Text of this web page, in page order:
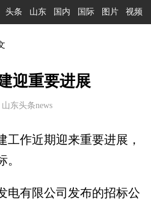
头条 山东 国内 国际 图片 视频
迎重要进展
东头条news
作近期迎来重要进展，
有限公司发布的招标公